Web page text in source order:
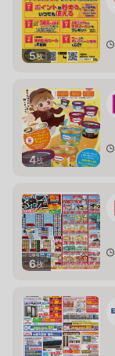
5枚
4枚
6枚